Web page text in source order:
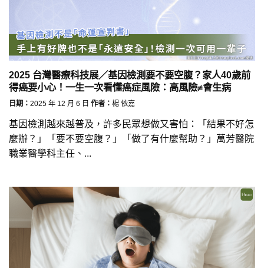
2025 台灣醫療科技展／基因檢測要不要空腹？家人40歲前
得癌要小心！一生一次看懂癌症風險：高風險≠會生病
日期： 2025 年 12 月 6 日 作者： 楊 依嘉
基因檢測越來越普及，許多民眾想做又害怕：「結果不好怎
麼辦？」「要不要空腹？」「做了有什麼幫助？」萬芳醫院
職業醫學科主任、...